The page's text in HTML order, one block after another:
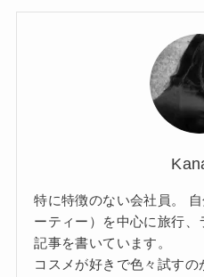
特に特徴のない会社員。
ーティー）を中心に旅行
記事を書いています。
コスメが好きで色々試すの